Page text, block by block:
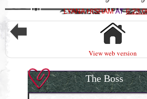
LYANA HISHAMAT
View web version
The Boss